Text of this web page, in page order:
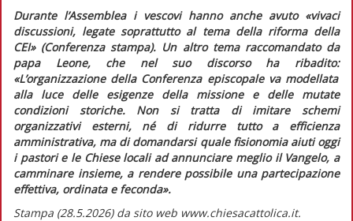
Durante l’Assemblea i vescovi hanno anche avuto «vivaci
discussioni, legate soprattutto al tema della riforma della
CEI» (Conferenza stampa). Un altro tema raccomandato da
papa Leone, che nel suo discorso ha ribadito:
«L’organizzazione della Conferenza episcopale va modellata
alla luce delle esigenze della missione e delle mutate
condizioni storiche. Non si tratta di imitare schemi
organizzativi esterni, né di ridurre tutto a efficienza
amministrativa, ma di domandarsi quale fisionomia aiuti oggi
i pastori e le Chiese locali ad annunciare meglio il Vangelo, a
camminare insieme, a rendere possibile una partecipazione
effettiva, ordinata e feconda».
Stampa (28.5.2026) da sito web www.chiesacattolica.it.